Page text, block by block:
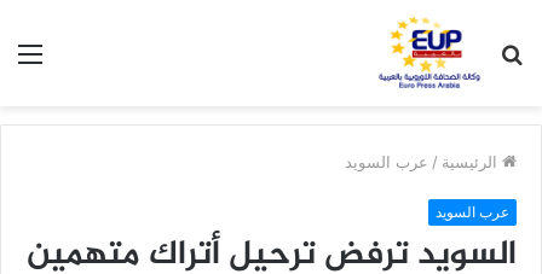
عن
الرئيسية / عرب السويد
عرب السويد
السويد ترفض ترحيل أتراك متهمين